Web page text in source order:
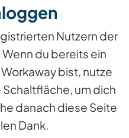
Nutzern der
du bereits ein
bist, nutze
um dich
danach diese Seite
Dank.